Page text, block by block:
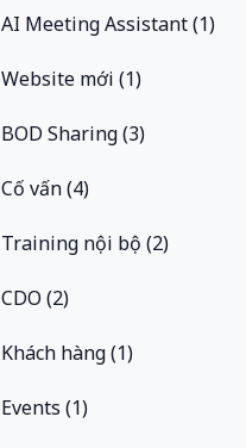
AI Meeting Assistant (1)
Website mới (1)
BOD Sharing (3)
Cố vấn (4)
Training nội bộ (2)
CDO (2)
Khách hàng (1)
Events (1)